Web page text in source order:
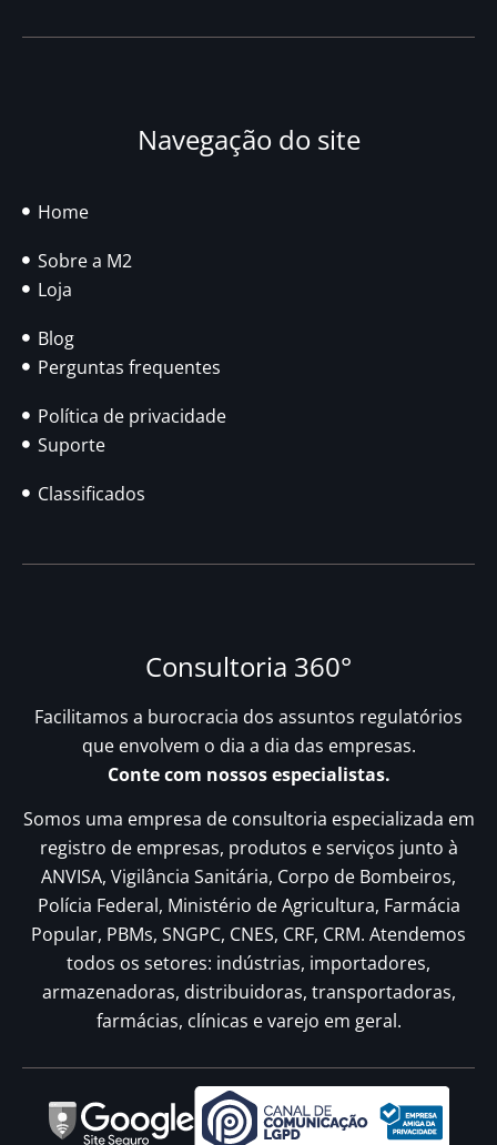
Navegação do site
Home
Sobre a M2
Loja
Blog
Perguntas frequentes
Política de privacidade
Suporte
Classificados
Consultoria 360°
Facilitamos a burocracia dos assuntos regulatórios
que envolvem o dia a dia das empresas.
Conte com nossos especialistas.
Somos uma empresa de consultoria especializada em
registro de empresas, produtos e serviços junto à
ANVISA, Vigilância Sanitária, Corpo de Bombeiros,
Polícia Federal, Ministério de Agricultura, Farmácia
Popular, PBMs, SNGPC, CNES, CRF, CRM. Atendemos
todos os setores: indústrias, importadores,
armazenadoras, distribuidoras, transportadoras,
farmácias, clínicas e varejo em geral.